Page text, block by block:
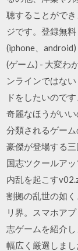
聴することがで
ジです。登録無
(iphone、
(ゲーム) - 大変わ
ンラインではな
ドをしたいので
奇麗なほうがい
分類されるゲー
豪傑が登場する
国志ツクールア
内乱を起こす
割拠の乱世の如
リ界。スマホア
志ゲームを紹介
幅広く厳選しまし